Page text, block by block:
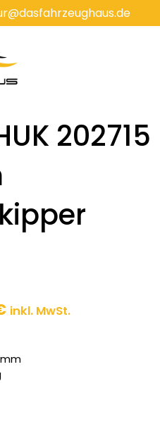
202715
Aktueller
3.885,00 €.
inkl. MwSt.